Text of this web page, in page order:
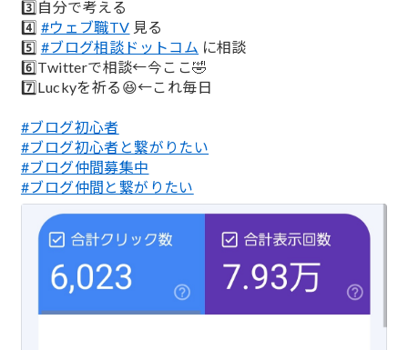
3️⃣自分で考える
4️⃣ #ウェブ職TV 見る
5️⃣ #ブログ相談ドットコム に相談
6️⃣Twitterで相談←今ここ🤣
7️⃣Luckyを祈る😆←これ毎日
#ブログ初心者
#ブログ初心者と繋がりたい
#ブログ仲間募集中
#ブログ仲間と繋がりたい